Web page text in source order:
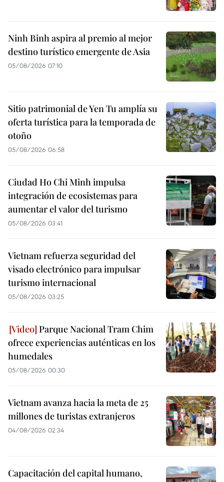
Ninh Binh aspira al premio al mejor
destino turístico emergente de Asia
05/08/2026 07:10
Sitio patrimonial de Yen Tu amplía su
oferta turística para la temporada de
otoño
05/08/2026 06:58
Ciudad Ho Chi Minh impulsa
integración de ecosistemas para
aumentar el valor del turismo
05/08/2026 03:41
Vietnam refuerza seguridad del
visado electrónico para impulsar
turismo internacional
05/08/2026 03:25
Parque Nacional Tram Chim
ofrece experiencias auténticas en los
humedales
05/08/2026 00:30
Vietnam avanza hacia la meta de 25
millones de turistas extranjeros
04/08/2026 02:34
Capacitación del capital humano,